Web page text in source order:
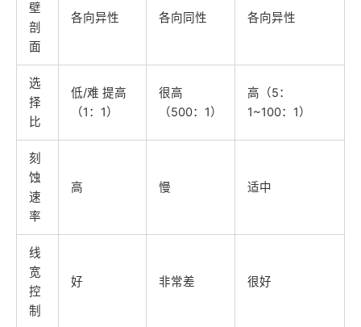
壁
剖
面
各向异性 各向同性 各向异性
选
择
比
低/难 提高
（1：1）
很高
（500：1）
高（5：
1~100：1）
刻
蚀
速
率
高 慢 适中
线
宽
控
制
好 非常差 很好